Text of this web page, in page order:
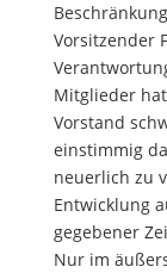
Vorsitzender
Mitglieder
Vorstand
einstimmig
neuerlich zu
Entwicklung
gegebener
Nur im